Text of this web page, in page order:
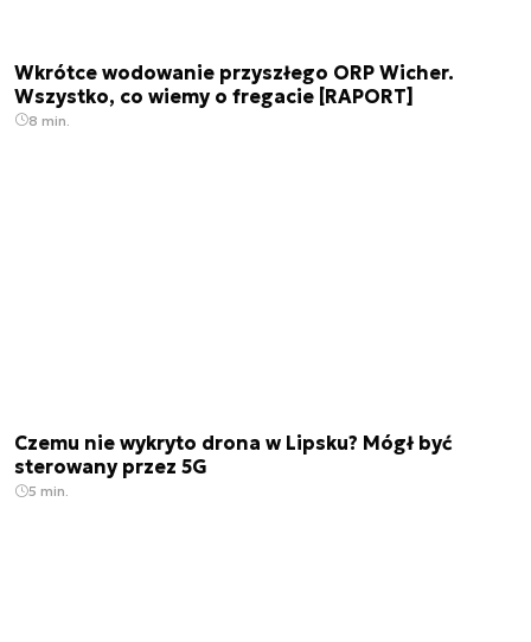
Wkrótce wodowanie przyszłego ORP Wicher.
Wszystko, co wiemy o fregacie [RAPORT]
8 min.
Czemu nie wykryto drona w Lipsku? Mógł być
sterowany przez 5G
5 min.